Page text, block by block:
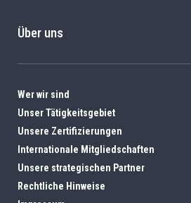
Über uns
Wer wir sind
Unser Tätigkeitsgebiet
Unsere Zertifizierungen
Internationale Mitgliedschaften
Unsere strategischen Partner
Rechtliche Hinweise